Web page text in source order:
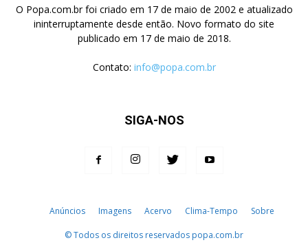
O Popa.com.br foi criado em 17 de maio de 2002 e atualizado
ininterruptamente desde então. Novo formato do site
publicado em 17 de maio de 2018.
Contato: info@popa.com.br
SIGA-NOS
Anúncios Imagens Acervo Clima-Tempo Sobre
© Todos os direitos reservados popa.com.br